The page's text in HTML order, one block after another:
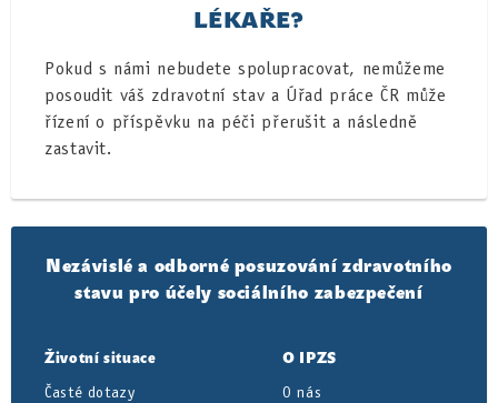
LÉKAŘE?
Pokud s námi nebudete spolupracovat, nemůžeme
posoudit váš zdravotní stav a Úřad práce ČR může
řízení o příspěvku na péči přerušit a následně
zastavit.
Nezávislé a odborné posuzování zdravotního
stavu pro účely sociálního zabezpečení
Životní situace
Časté dotazy
O IPZS
O nás